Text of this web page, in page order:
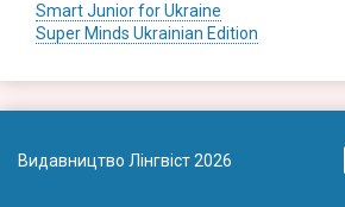
Навігація
записів
Smart Junior for Ukraine
Super Minds Ukrainian Edition
Видавництво Лінгвіст 2026